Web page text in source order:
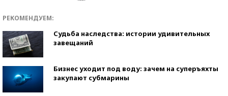
РЕКОМЕНДУЕМ:
Судьба наследства: истории удивительных
завещаний
Бизнес уходит под воду: зачем на суперъяхты
закупают субмарины